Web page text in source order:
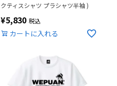
クティスシャツ プラシャツ半袖 )
¥5,830 税込
カートに入れる